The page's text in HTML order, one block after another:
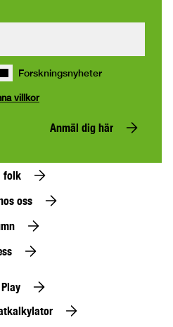
Forskningsnyheter
villkor
Anmäl dig här
folk
oss